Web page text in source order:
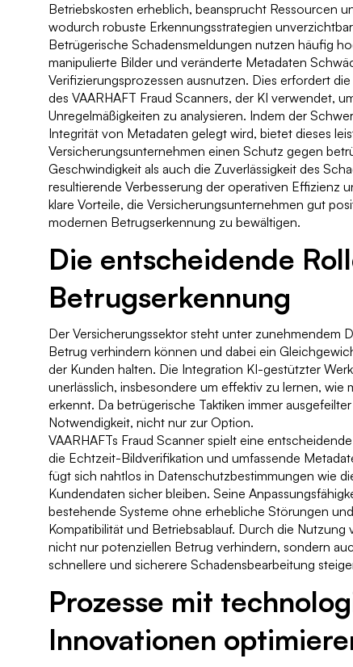
Betriebskosten erheblich, beansprucht Ressourcen
wodurch robuste Erkennungsstrategien
Betrügerische Schadensmeldungen nutzen häufig
manipulierte Bilder und veränderte Metadaten
Verifizierungsprozessen ausnutzen. Dies erfordert
des VAARHAFT Fraud Scanners, der KI verwendet,
Unregelmäßigkeiten zu analysieren. Indem der
Integrität von Metadaten gelegt wird, bietet dieses
Versicherungsunternehmen einen Schutz gegen
Geschwindigkeit als auch die Zuverlässigkeit des
resultierende Verbesserung der operativen Effizienz
klare Vorteile, die Versicherungsunternehmen gut
modernen Betrugserkennung zu bewältigen.
Die entscheidende
Betrugserkennung
Der Versicherungssektor steht unter zunehmendem
Betrug verhindern können und dabei ein
der Kunden halten. Die Integration KI-gestützter
unerlässlich, insbesondere um effektiv zu lernen, wie
erkennt. Da betrügerische Taktiken immer
Notwendigkeit, nicht nur zur Option.
VAARHAFTs Fraud Scanner spielt eine
die Echtzeit-Bildverifikation und umfassende
fügt sich nahtlos in Datenschutzbestimmungen wie
Kundendaten sicher bleiben. Seine
bestehende Systeme ohne erhebliche Störungen
Kompatibilität und Betriebsablauf. Durch die
nicht nur potenziellen Betrug verhindern, sondern
schnellere und sicherere Schadensbearbeitung
Prozesse mit
Innovationen